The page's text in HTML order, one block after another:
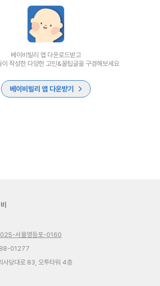
베이비빌리 앱 다운로드받고
이 작성한 다양한 고민&꿀팁글을 구경해보세요
베이비빌리 앱 다운받기
서울영등포-0160
88-01277
사당대로 83, 오투타워 4층